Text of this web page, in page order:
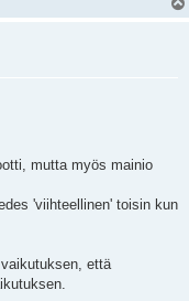
mutta myös mainio
'viihteellinen' toisin kun
että